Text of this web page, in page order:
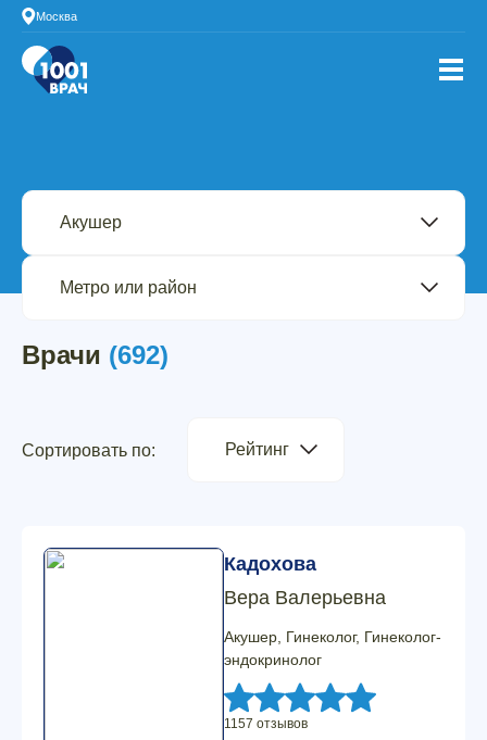
Москва
Врачи (692)
Сортировать по: Рейтинг
Кадохова
Вера Валерьевна
Акушер, Гинеколог, Гинеколог-
эндокринолог
1157 отзывов